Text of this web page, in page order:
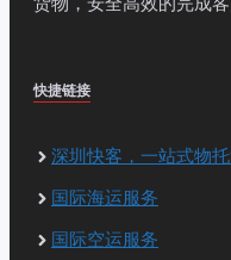
快捷链接
深圳快客，一站式物
国际海运服务
国际空运服务